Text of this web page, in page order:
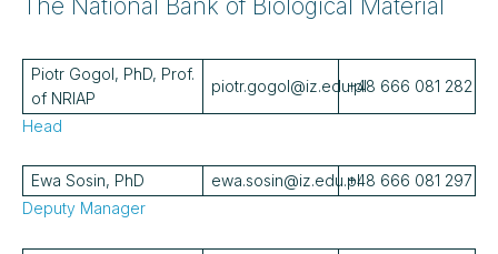
The National Bank of Biological Material
Piotr Gogol, PhD, Prof.
of NRIAP
piotr.gogol@iz.edu.pl+48 666 081 282
Head
Ewa Sosin, PhD ewa.sosin@iz.edu.pl+48 666 081 297
Deputy Manager